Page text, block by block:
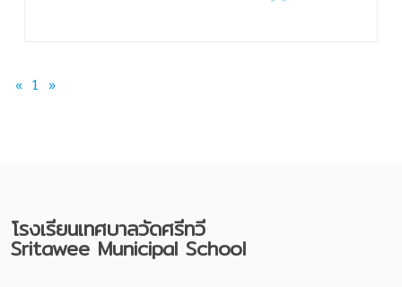
« 1 »
โรงเรียนเทศบาลวัดศรีทวี
Sritawee Municipal School